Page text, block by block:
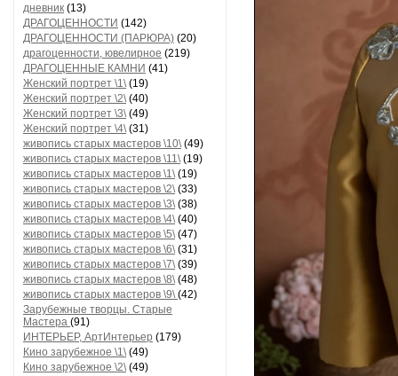
дневник (13)
ДРАГОЦЕННОСТИ (142)
ДРАГОЦЕННОСТИ (ПАРЮРА) (20)
драгоценности, ювелирное (219)
ДРАГОЦЕННЫЕ КАМНИ (41)
Женский портрет \1\(19)
Женский портрет \2\(40)
Женский портрет \3\(49)
Женский портрет \4\(31)
живопись старых мастеров \10\(49)
живопись старых мастеров \11\(19)
живопись старых мастеров \1\(19)
живопись старых мастеров \2\(33)
живопись старых мастеров \3\(38)
живопись старых мастеров \4\(40)
живопись старых мастеров \5\(47)
живопись старых мастеров \6\(31)
живопись старых мастеров \7\(39)
живопись старых мастеров \8\(48)
живопись старых мастеров \9\(42)
Зарубежные творцы. Старые
Мастера (91)
ИНТЕРЬЕР, АртИнтерьер (179)
Кино зарубежное \1\(49)
Кино зарубежное \2\(49)